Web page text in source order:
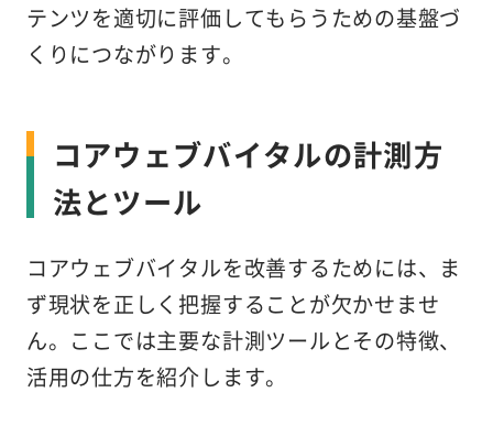
テンツを適切に評価してもらうための基盤づ
くりにつながります。
コアウェブバイタルの計測方
法とツール
コアウェブバイタルを改善するためには、ま
ず現状を正しく把握することが欠かせませ
ん。ここでは主要な計測ツールとその特徴、
活用の仕方を紹介します。